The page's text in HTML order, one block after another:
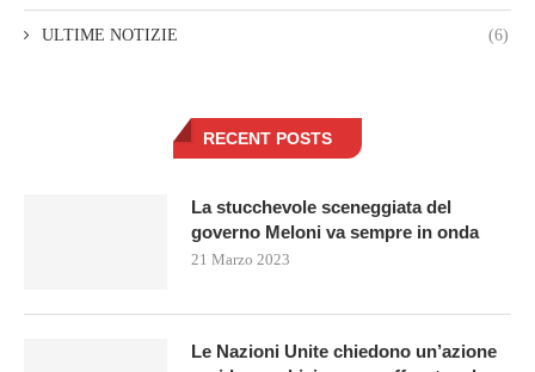
ULTIME NOTIZIE (6)
RECENT POSTS
La stucchevole sceneggiata del
governo Meloni va sempre in onda
21 Marzo 2023
Le Nazioni Unite chiedono un’azione